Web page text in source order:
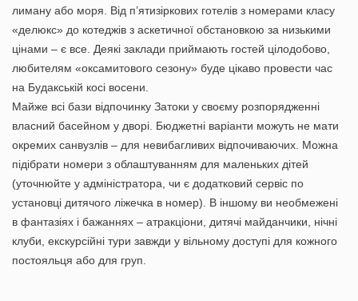
лиману або моря. Від п’ятизіркових готелів з номерами класу
«делюкс» до котеджів з аскетичної обстановкою за низькими
цінами – є все. Деякі заклади приймають гостей цілодобово,
любителям «оксамитового сезону» буде цікаво провести час
на Будакській косі восени.
Майже всі бази відпочинку Затоки у своєму розпорядженні
власний басейном у дворі. Бюджетні варіанти можуть не мати
окремих санвузлів – для невибагливих відпочиваючих. Можна
підібрати номери з облаштуванням для маленьких дітей
(уточнюйте у адміністратора, чи є додатковий сервіс по
установці дитячого ліжечка в номер). В іншому ви необмежені
в фантазіях і бажаннях – атракціони, дитячі майданчики, нічні
клуби, екскурсійні тури завжди у вільному доступі для кожного
постояльця або для груп.